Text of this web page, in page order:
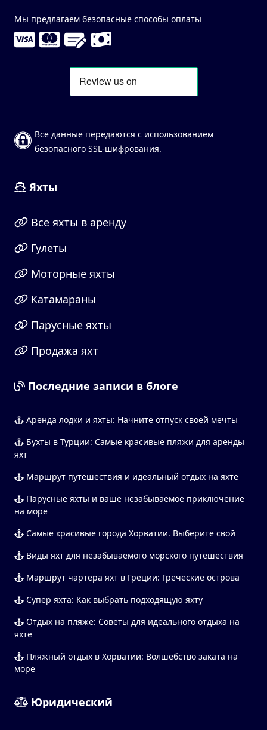
Мы предлагаем безопасные способы оплаты
Все данные передаются с использованием
безопасного SSL-шифрования.
Яхты
Все яхты в аренду
Гулеты
Моторные яхты
Катамараны
Парусные яхты
Продажа яхт
Последние записи в блоге
Аренда лодки и яхты: Начните отпуск своей мечты
Бухты в Турции: Самые красивые пляжи для аренды
яхт
Маршрут путешествия и идеальный отдых на яхте
Парусные яхты и ваше незабываемое приключение
на море
Самые красивые города Хорватии. Выберите свой
Виды яхт для незабываемого морского путешествия
Маршрут чартера яхт в Греции: Греческие острова
Супер яхта: Как выбрать подходящую яхту
Отдых на пляже: Советы для идеального отдыха на
яхте
Пляжный отдых в Хорватии: Волшебство заката на
море
Юридический